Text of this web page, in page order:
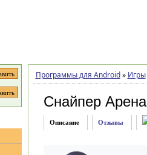
Программы для Android » Игры
Снайпер Арена
Описание Отзывы